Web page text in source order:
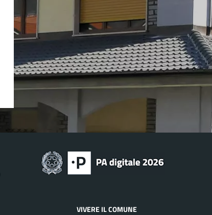
VIVERE IL COMUNE